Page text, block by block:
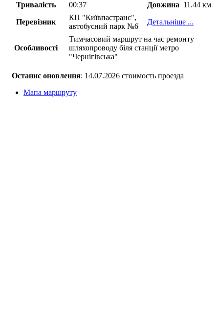
Тривалість 00:37 Довжина 11.44 км
Перевізник
КП "Київпастранс",
автобусний парк №6
Детальніше ...
Особливості
Тимчасовий маршрут на час ремонту
шляхопроводу біля станції метро
"Чернігівська"
Останнє оновлення: 14.07.2026 стоимость проезда
Мапа маршруту